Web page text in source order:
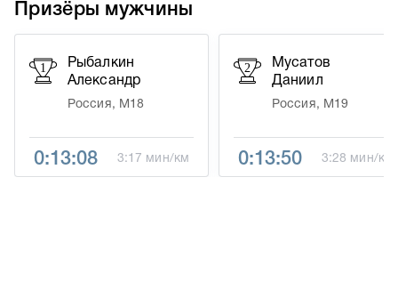
Призёры мужчины
1
Рыбалкин
Александр
Россия, М18
0:13:08 3:17 мин/км
2
Мусатов
Даниил
Россия, М19
0:13:50 3:28 мин/км